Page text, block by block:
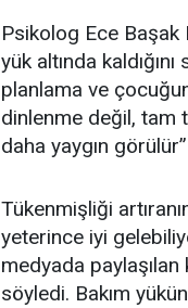
Psikolog Ece
yük altında
planlama ve
dinlenme değil, tam
daha yaygın
Tükenmişliği
yeterince iyi
medyada
söyledi. Bakım